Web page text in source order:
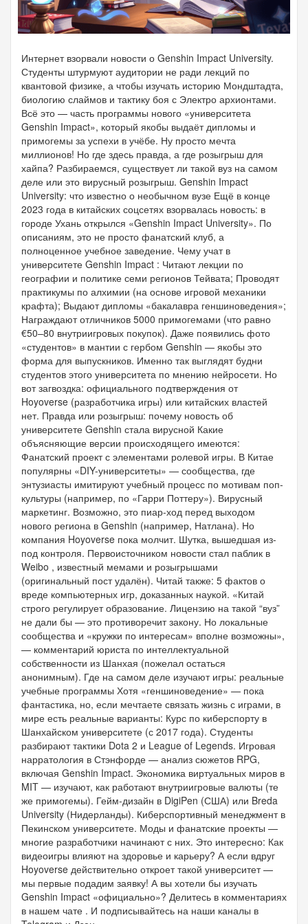
Интернет взорвали новости о Genshin Impact University.
Студенты штурмуют аудитории не ради лекций по
квантовой физике, а чтобы изучать историю Мондштадта,
биологию слаймов и тактику боя с Электро архионтами.
Всё это — часть программы нового «университета
Genshin Impact», который якобы выдаёт дипломы и
примогемы за успехи в учёбе. Ну просто мечта
миллионов! Но где здесь правда, а где розыгрыш для
хайпа? Разбираемся, существует ли такой вуз на самом
деле или это вирусный розыгрыш. Genshin Impact
University: что известно о необычном вузе Ещё в конце
2023 года в китайских соцсетях взорвалась новость: в
городе Ухань открылся «Genshin Impact University». По
описаниям, это не просто фанатский клуб, а
полноценное учебное заведение. Чему учат в
университете Genshin Impact : Читают лекции по
географии и политике семи регионов Тейвата; Проводят
практикумы по алхимии (на основе игровой механики
крафта); Выдают дипломы «бакалавра геншиноведения»;
Награждают отличников 5000 примогемами (что равно
€50–80 внутриигровых покупок). Даже появились фото
«студентов» в мантии с гербом Genshin — якобы это
форма для выпускников. Именно так выглядят будни
студентов этого университета по мнению нейросети. Но
вот загвоздка: официального подтверждения от
Hoyoverse (разработчика игры) или китайских властей
нет. Правда или розыгрыш: почему новость об
университете Genshin стала вирусной Какие
объясняющие версии происходящего имеются:
Фанатский проект с элементами ролевой игры. В Китае
популярны «DIY-университеты» — сообщества, где
энтузиасты имитируют учебный процесс по мотивам поп-
культуры (например, по «Гарри Поттеру»). Вирусный
маркетинг. Возможно, это пиар-ход перед выходом
нового региона в Genshin (например, Натлана). Но
компания Hoyoverse пока молчит. Шутка, вышедшая из-
под контроля. Первоисточником новости стал паблик в
Weibo , известный мемами и розыгрышами
(оригинальный пост удалён). Читай также: 5 фактов о
вреде компьютерных игр, доказанных наукой. «Китай
строго регулирует образование. Лицензию на такой “вуз”
не дали бы — это противоречит закону. Но локальные
сообщества и «кружки по интересам» вполне возможны»,
— комментарий юриста по интеллектуальной
собственности из Шанхая (пожелал остаться
анонимным). Где на самом деле изучают игры: реальные
учебные программы Хотя «геншиноведение» — пока
фантастика, но, если мечтаете связать жизнь с играми, в
мире есть реальные варианты: Курс по киберспорту в
Шанхайском университете (с 2017 года). Студенты
разбирают тактики Dota 2 и League of Legends. Игровая
нарратология в Стэнфорде — анализ сюжетов RPG,
включая Genshin Impact. Экономика виртуальных миров в
MIT — изучают, как работают внутриигровые валюты (те
же примогемы). Гейм-дизайн в DigiPen (США) или Breda
University (Нидерланды). Киберспортивный менеджмент в
Пекинском университете. Моды и фанатские проекты —
многие разработчики начинают с них. Это интересно: Как
видеоигры влияют на здоровье и карьеру? А если вдруг
Hoyoverse действительно откроет такой университет —
мы первые подадим заявку! А вы хотели бы изучать
Genshin Impact «официально»? Делитесь в комментариях
в нашем чате . И подписывайтесь на наши каналы в